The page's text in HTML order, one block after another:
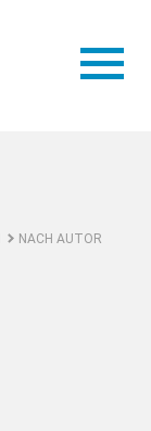
NACH AUTOR